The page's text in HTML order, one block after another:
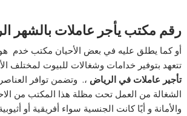
رقم مكتب يأجر عاملات بالشهر
أو كما يطلق عليه في بعض الأحيان مكتب خدم
تتعهد بتوفير خدامات وشغالات للبيوت لمختلف
تأجير عاملات في الرياض ،. وتضمن توافر
الشغالة من العمل تحت مظلة هذا المكتب من
والأمانة و أيًا كانت الجنسية سواء أفريقية أو